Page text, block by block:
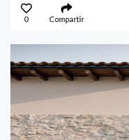
0 Compartir